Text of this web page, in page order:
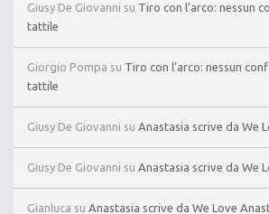
Giusy De Giovanni su Tiro con l’arco: nessun
tattile
Giorgio Pompa su Tiro con l’arco: nessun
tattile
Giusy De Giovanni su Anastasia scrive da We
Giusy De Giovanni su Anastasia scrive da We
Gianluca su Anastasia scrive da We Love